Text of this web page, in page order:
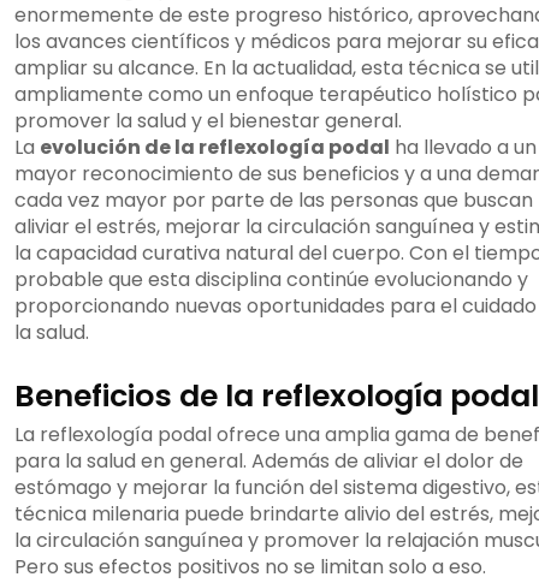
enormemente de este progreso histórico,
los avances científicos y médicos para mejorar su
ampliar su alcance. En la actualidad, esta técnica se
ampliamente como un enfoque terapéutico holístico
promover la salud y el bienestar general.
La evolución de la reflexología podal ha llevado a un
mayor reconocimiento de sus beneficios y a una
cada vez mayor por parte de las personas que buscan
aliviar el estrés, mejorar la circulación sanguínea y
la capacidad curativa natural del cuerpo. Con el
probable que esta disciplina continúe evolucionando y
proporcionando nuevas oportunidades para el
la salud.
Beneficios de la reflexología podal
La reflexología podal ofrece una amplia gama de
para la salud en general. Además de aliviar el dolor de
estómago y mejorar la función del sistema digestivo,
técnica milenaria puede brindarte alivio del estrés,
la circulación sanguínea y promover la relajación
Pero sus efectos positivos no se limitan solo a eso.